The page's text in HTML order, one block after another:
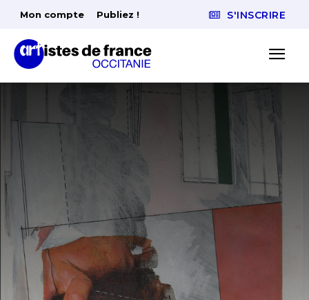
Mon compte Publiez ! S'INSCRIRE